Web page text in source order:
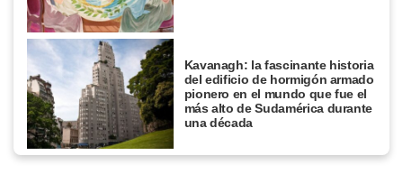
Kavanagh: la fascinante historia
del edificio de hormigón armado
pionero en el mundo que fue el
más alto de Sudamérica durante
una década